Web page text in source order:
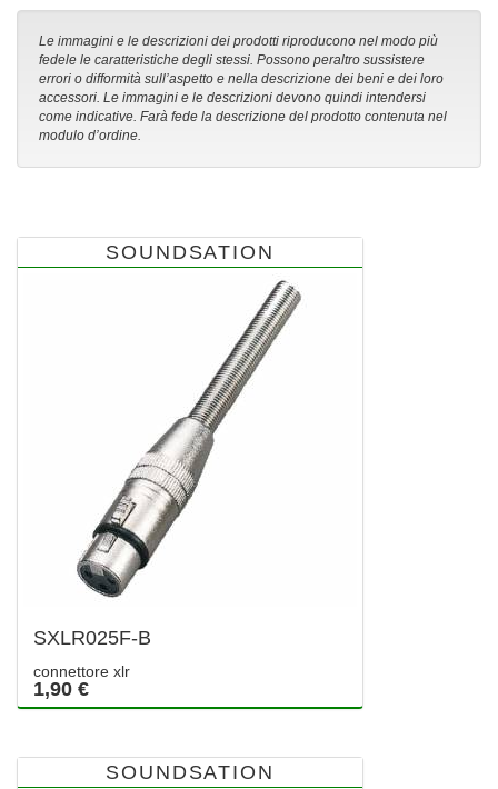
Le immagini e le descrizioni dei prodotti riproducono nel modo più
fedele le caratteristiche degli stessi. Possono peraltro sussistere
errori o difformità sull’aspetto e nella descrizione dei beni e dei loro
accessori. Le immagini e le descrizioni devono quindi intendersi
come indicative. Farà fede la descrizione del prodotto contenuta nel
modulo d’ordine.
SOUNDSATION
SXLR025F-B
connettore xlr
1,90 €
SOUNDSATION